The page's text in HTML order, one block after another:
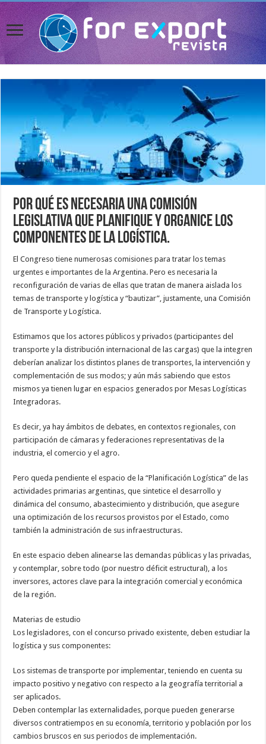
Por qué es necesaria una comisión
legislativa que planifique y organice los
componentes de la logística.
El Congreso tiene numerosas comisiones para tratar los temas
urgentes e importantes de la Argentina. Pero es necesaria la
reconfiguración de varias de ellas que tratan de manera aislada los
temas de transporte y logística y “bautizar”, justamente, una Comisión
de Transporte y Logística.
Estimamos que los actores públicos y privados (participantes del
transporte y la distribución internacional de las cargas) que la integren
deberían analizar los distintos planes de transportes, la intervención y
complementación de sus modos; y aún más sabiendo que estos
mismos ya tienen lugar en espacios generados por Mesas Logísticas
Integradoras.
Es decir, ya hay ámbitos de debates, en contextos regionales, con
participación de cámaras y federaciones representativas de la
industria, el comercio y el agro.
Pero queda pendiente el espacio de la “Planificación Logística” de las
actividades primarias argentinas, que sintetice el desarrollo y
dinámica del consumo, abastecimiento y distribución, que asegure
una optimización de los recursos provistos por el Estado, como
también la administración de sus infraestructuras.
En este espacio deben alinearse las demandas públicas y las privadas,
y contemplar, sobre todo (por nuestro déficit estructural), a los
inversores, actores clave para la integración comercial y económica
de la región.
Materias de estudio
Los legisladores, con el concurso privado existente, deben estudiar la
logística y sus componentes:
Los sistemas de transporte por implementar, teniendo en cuenta su
impacto positivo y negativo con respecto a la geografía territorial a
ser aplicados.
Deben contemplar las externalidades, porque pueden generarse
diversos contratiempos en su economía, territorio y población por los
cambios bruscos en sus periodos de implementación.